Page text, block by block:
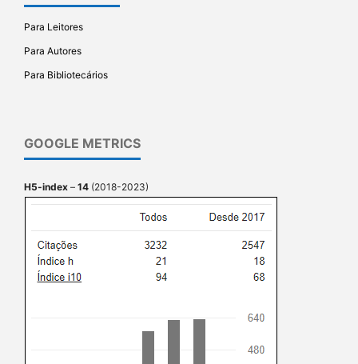
Para Leitores
Para Autores
Para Bibliotecários
GOOGLE METRICS
H5-index – 14 (2018-2023)